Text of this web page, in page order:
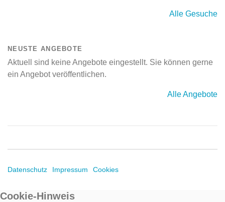
Alle Gesuche
NEUSTE ANGEBOTE
Aktuell sind keine Angebote eingestellt. Sie können gerne
ein Angebot veröffentlichen.
Alle Angebote
Datenschutz Impressum Cookies
Cookie-Hinweis